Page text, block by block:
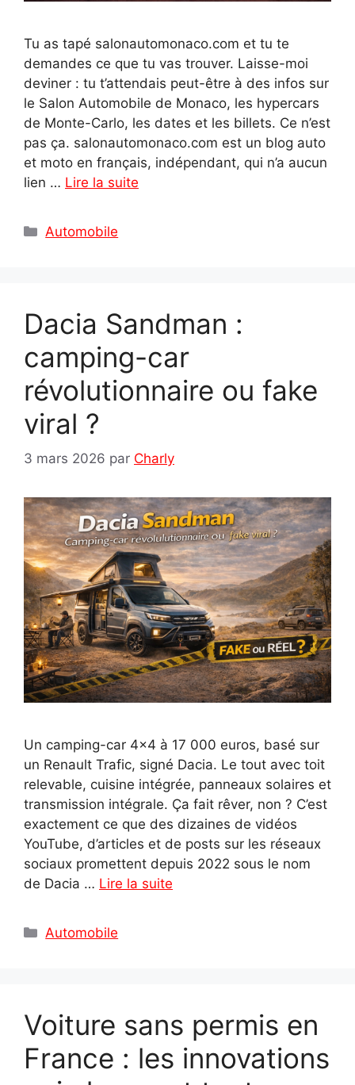
Tu as tapé salonautomonaco.com et tu te
demandes ce que tu vas trouver. Laisse-moi
deviner : tu t’attendais peut-être à des infos sur
le Salon Automobile de Monaco, les hypercars
de Monte-Carlo, les dates et les billets. Ce n’est
pas ça. salonautomonaco.com est un blog auto
et moto en français, indépendant, qui n’a aucun
lien … Lire la suite
Catégories
Automobile
Dacia Sandman :
camping-car
révolutionnaire ou fake
viral ?
3 mars 2026 par Charly
Un camping-car 4×4 à 17 000 euros, basé sur
un Renault Trafic, signé Dacia. Le tout avec toit
relevable, cuisine intégrée, panneaux solaires et
transmission intégrale. Ça fait rêver, non ? C’est
exactement ce que des dizaines de vidéos
YouTube, d’articles et de posts sur les réseaux
sociaux promettent depuis 2022 sous le nom
de Dacia … Lire la suite
Catégories
Automobile
Voiture sans permis en
France : les innovations